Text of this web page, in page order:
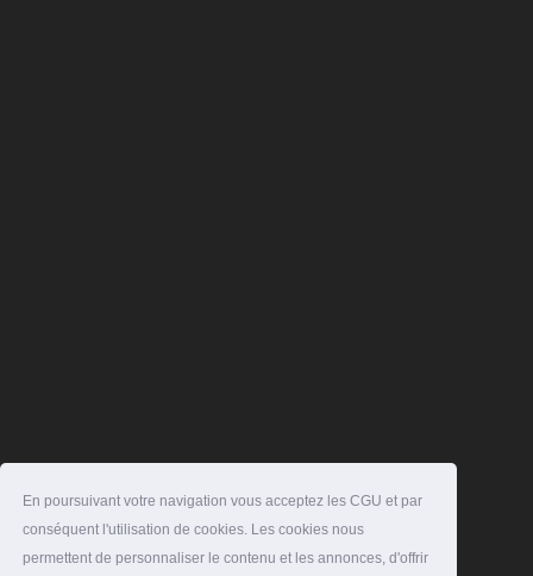
En poursuivant votre navigation vous acceptez les CGU et par
conséquent l'utilisation de cookies. Les cookies nous
permettent de personnaliser le contenu et les annonces, d'offrir